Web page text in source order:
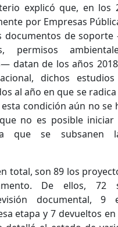
explicó que, en los
por Empresas
documentos de
permisos
datan de los años
dichos
al año en que se radica
condición aún no se
no es posible iniciar
que se subsanen
total, son 89 los
De ellos, 72
documental, 9
etapa y 7 devueltos en